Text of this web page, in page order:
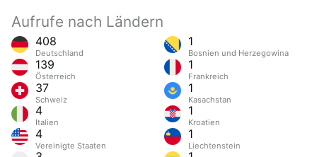
Aufrufe nach Ländern
408
Deutschland
139
Österreich
37
Schweiz
4
Italien
4
Vereinigte Staaten
1
Bosnien und Herzegowina
1
Frankreich
1
Kasachstan
1
Kroatien
1
Liechtenstein